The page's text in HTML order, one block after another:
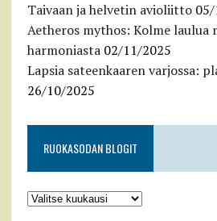
Taivaan ja helvetin avioliitto
Aetheros mythos: Kolme laulua
harmoniasta 02/11/2025
Lapsia sateenkaaren varjossa:
26/10/2025
RUOKASODAN BLOGIT